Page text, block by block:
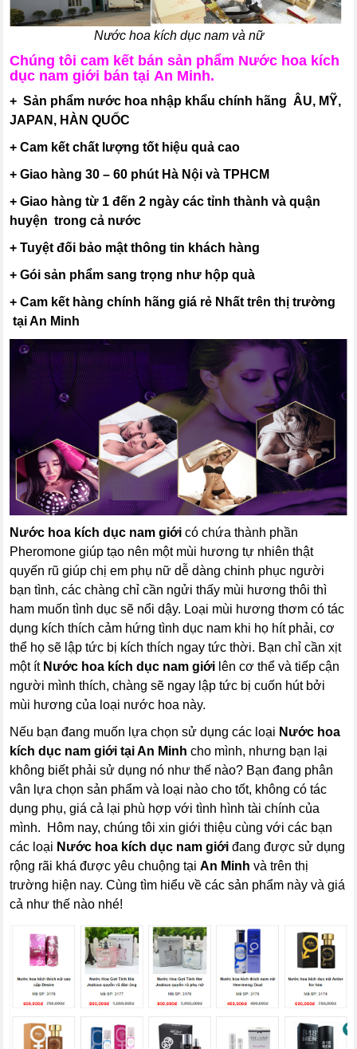
Nước hoa kích dục nam và nữ
Chúng tôi cam kết bán sản phẩm Nước hoa kích
dục nam giới bán tại An Minh.
+ Sản phẩm nước hoa nhập khẩu chính hãng ÂU, MỸ,
JAPAN, HÀN QUỐC
+ Cam kết chất lượng tốt hiệu quả cao
+ Giao hàng 30 – 60 phút Hà Nội và TPHCM
+ Giao hàng từ 1 đến 2 ngày các tỉnh thành và quận
huyện trong cả nước
+ Tuyệt đối bảo mật thông tin khách hàng
+ Gói sản phẩm sang trọng như hộp quà
+ Cam kết hàng chính hãng giá rẻ Nhất trên thị trường
tại An Minh
Nước hoa kích dục nam giới có chứa thành phần
Pheromone giúp tạo nên một mùi hương tự nhiên thật
quyến rũ giúp chị em phụ nữ dễ dàng chinh phục người
bạn tình, các chàng chỉ cần ngửi thấy mùi hương thôi thì
ham muốn tình dục sẽ nổi dậy. Loại mùi hương thơm có tác
dụng kích thích cảm hứng tình dục nam khi họ hít phải, cơ
thể họ sẽ lập tức bị kích thích ngay tức thời. Bạn chỉ cần xịt
một ít Nước hoa kích dục nam giới lên cơ thể và tiếp cận
người mình thích, chàng sẽ ngay lập tức bị cuốn hút bởi
mùi hương của loại nước hoa này.
Nếu bạn đang muốn lựa chọn sử dụng các loại Nước hoa
kích dục nam giới tại An Minh cho mình, nhưng bạn lại
không biết phải sử dụng nó như thế nào? Bạn đang phân
vân lựa chọn sản phẩm và loại nào cho tốt, không có tác
dụng phụ, giá cả lại phù hợp với tình hình tài chính của
mình. Hôm nay, chúng tôi xin giới thiệu cùng với các bạn
các loại Nước hoa kích dục nam giới đang được sử dụng
rộng rãi khá được yêu chuộng tạiAn Minh và trên thị
trường hiện nay. Cùng tìm hiểu về các sản phẩm này và giá
cả như thế nào nhé!